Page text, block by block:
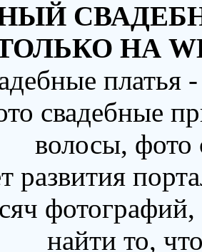
НА
свадебные
волосы,
развития
найти то,